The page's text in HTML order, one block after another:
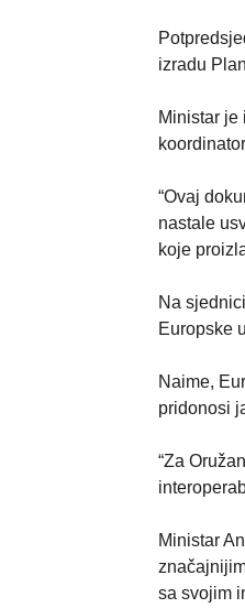
izradu
Ministar je
“Ovaj
nastale
koje
Na
Europske
Naime,
pridonosi
“Za
Ministar
sa svojim